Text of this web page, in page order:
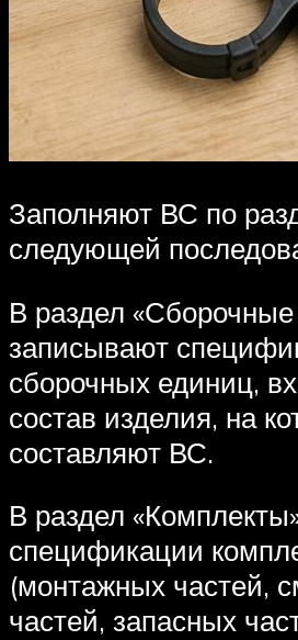
Заполняют ВС по
следующей
В раздел
записывают
сборочных единиц,
состав изделия, на
составляют ВС.
В раздел
спецификации
(монтажных частей,
частей, запасных